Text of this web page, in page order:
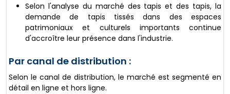
Selon l'analyse du marché des tapis et des tapis, la
demande de tapis tissés dans des espaces
patrimoniaux et culturels importants continue
d'accroître leur présence dans l'industrie.
Par canal de distribution :
Selon le canal de distribution, le marché est segmenté en
détail en ligne et hors ligne.